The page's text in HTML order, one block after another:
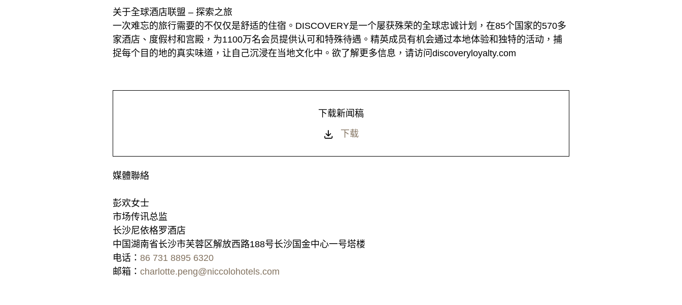
关于全球酒店联盟 – 探索之旅
一次难忘的旅行需要的不仅仅是舒适的住宿。DISCOVERY是一个屡获殊荣的全球忠诚计划，在85个国家的570多
家酒店、度假村和宫殿，为1100万名会员提供认可和特殊待遇。精英成员有机会通过本地体验和独特的活动，捕
捉每个目的地的真实味道，让自己沉浸在当地文化中。欲了解更多信息，请访问discoveryloyalty.com
下载新闻稿
下载
媒體聯絡
彭欢女士
市场传讯总监
长沙尼依格罗酒店
中国湖南省长沙市芙蓉区解放西路188号长沙国金中心一号塔楼
电话： 86 731 8895 6320
邮箱： charlotte.peng@niccolohotels.com